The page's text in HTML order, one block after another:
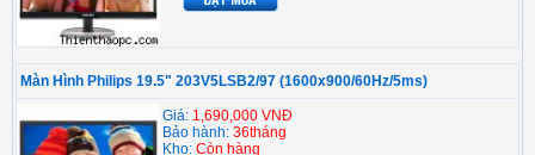
Màn Hình Philips 19.5" 203V5LSB2/97 (1600x900/60Hz/5ms)
Giá: 1,690,000 VNĐ
Bảo hành: 36tháng
Kho: Còn hàng